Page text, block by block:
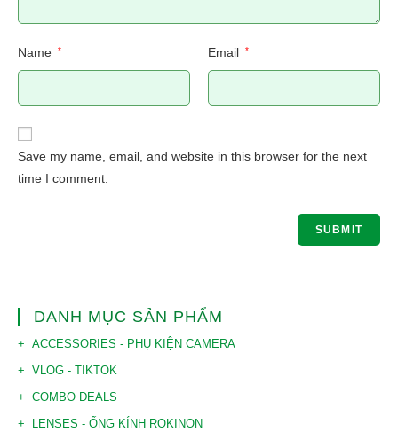
Name * Email *
Save my name, email, and website in this browser for the next
time I comment.
DANH MỤC SẢN PHẨM
ACCESSORIES - PHỤ KIỆN CAMERA
VLOG - TIKTOK
COMBO DEALS
LENSES - ỐNG KÍNH ROKINON